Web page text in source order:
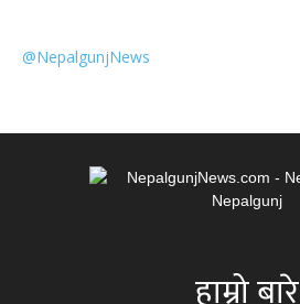
@NepalgunjNews
हाम्रो बारे